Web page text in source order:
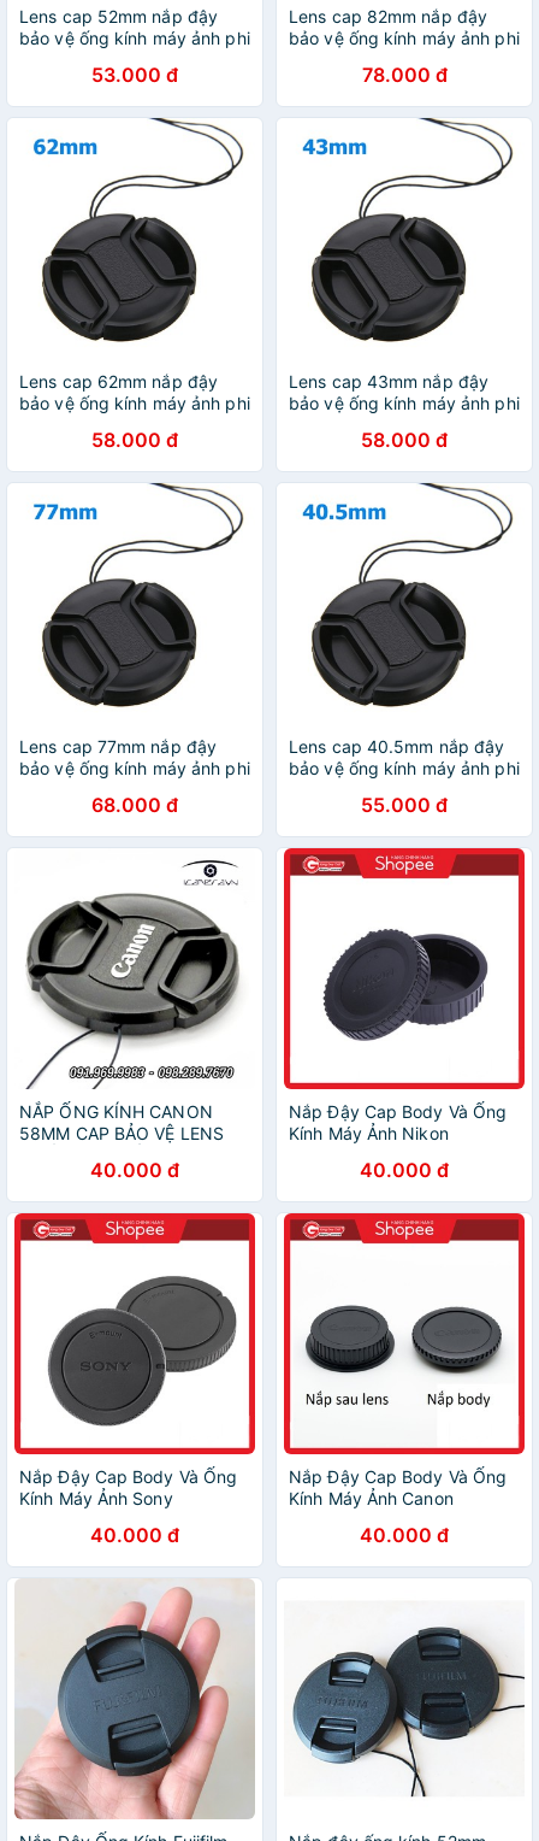
Lens cap 52mm nắp đậy
bảo vệ ống kính máy ảnh phi
53.000 đ
Lens cap 82mm nắp đậy
bảo vệ ống kính máy ảnh phi
78.000 đ
Lens cap 62mm nắp đậy
bảo vệ ống kính máy ảnh phi
58.000 đ
Lens cap 43mm nắp đậy
bảo vệ ống kính máy ảnh phi
58.000 đ
Lens cap 77mm nắp đậy
bảo vệ ống kính máy ảnh phi
68.000 đ
Lens cap 40.5mm nắp đậy
bảo vệ ống kính máy ảnh phi
55.000 đ
NẮP ỐNG KÍNH CANON
58MM CAP BẢO VỆ LENS
40.000 đ
Nắp Đậy Cap Body Và Ống
Kính Máy Ảnh Nikon
40.000 đ
Nắp Đậy Cap Body Và Ống
Kính Máy Ảnh Sony
40.000 đ
Nắp Đậy Cap Body Và Ống
Kính Máy Ảnh Canon
40.000 đ